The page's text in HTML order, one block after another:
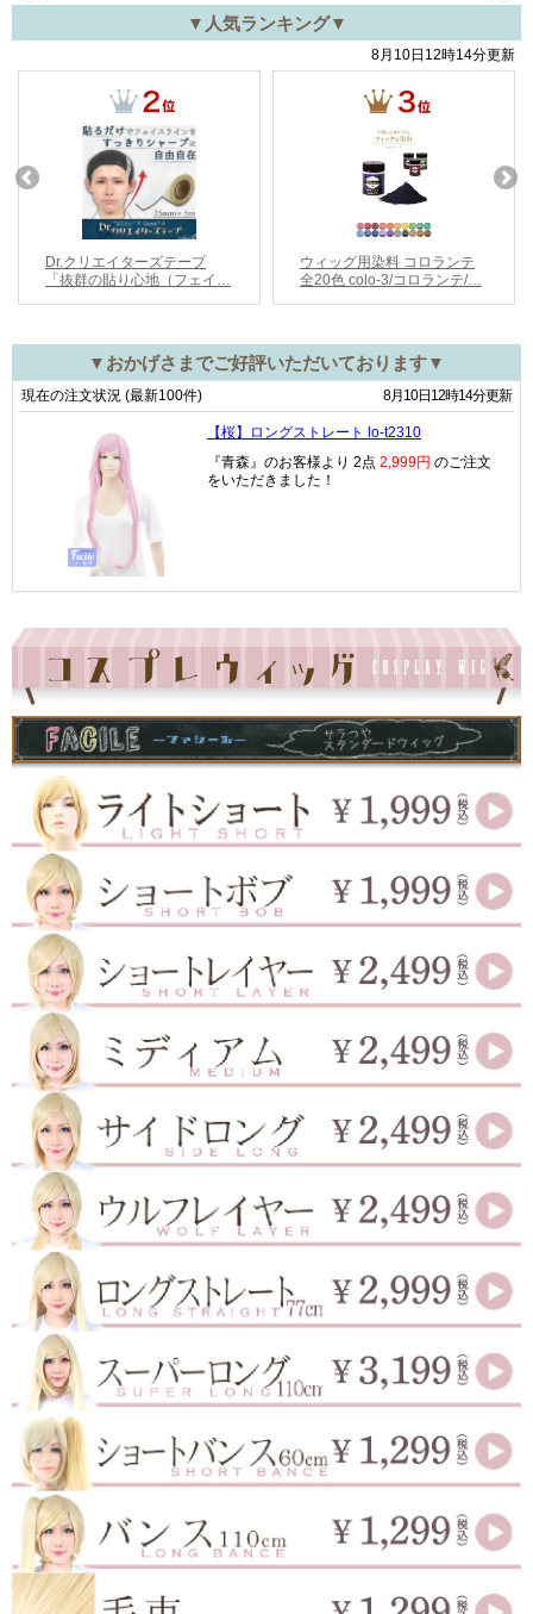
▼人気ランキング▼
▼おかげさまでご好評いただいております▼